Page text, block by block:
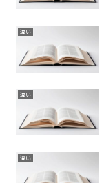
違い
違い
違い